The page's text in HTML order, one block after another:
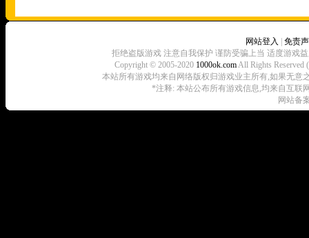
网站登入
免责
拒绝盗版游戏 注意自我保护 谨防受骗上当 适度游戏
Copyright © 2005-2020 1000ok.comAll Rights
本站所有游戏均来自网络版权归游戏业主所有,如果无意
*注释: 本站公布所有游戏信息,均来自互联
网站备